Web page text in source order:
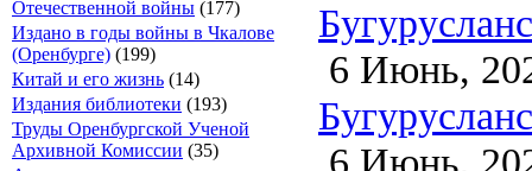
Отечественной войны (177)
Издано в годы войны в Чкалове
(Оренбурге) (199)
Китай и его жизнь (14)
Издания библиотеки (193)
Труды Оренбургской Ученой
Архивной Комиссии (35)
6 Июнь,
6 Июнь,